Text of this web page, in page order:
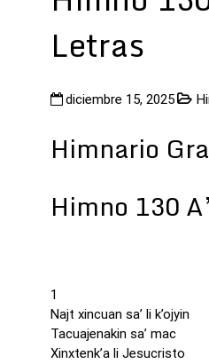
Letras
diciembre 15, 2025
Himnario
Himno 130
1
Najt xincuan sa’ li k’ojyin
Tacuajenakin sa’ mac
Xinxtenk’a li Jesucristo